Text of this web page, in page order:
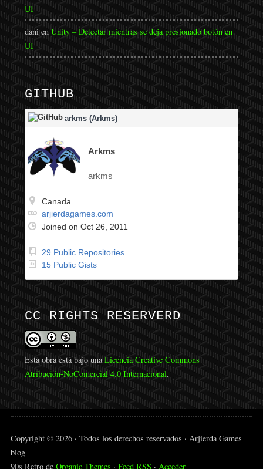
UI
danienUnity – Detectar mientras se deja presionado botón en
UI
GITHUB
arkms (Arkms)
Arkms
arkms
Canada
arjierdagames.com
Joined on Oct 26, 2011
29 Public Repositories
15 Public Gists
CC RIGHTS RESERVERD
Esta obra está bajo unaLicencia Creative Commons
Atribución-NoComercial 4.0 Internacional.
Copyright © 2026 · Todos los derechos reservados · Arjierda Games
blog
90s Retro de Organic Themes · Feed RSS · Acceder